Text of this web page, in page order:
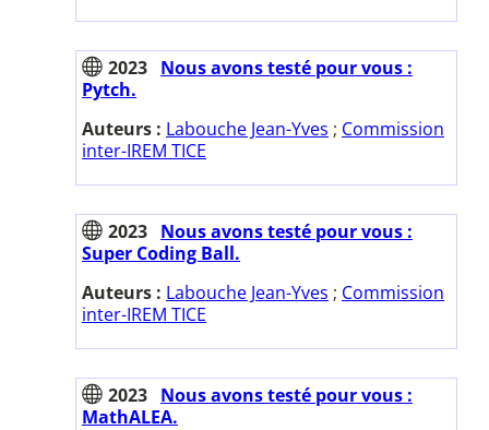
2023 Nous avons testé pour vous :
Pytch.
Auteurs : Labouche Jean-Yves ; Commission
inter-IREM TICE
2023 Nous avons testé pour vous :
Super Coding Ball.
Auteurs : Labouche Jean-Yves ; Commission
inter-IREM TICE
2023 Nous avons testé pour vous :
MathALEA.